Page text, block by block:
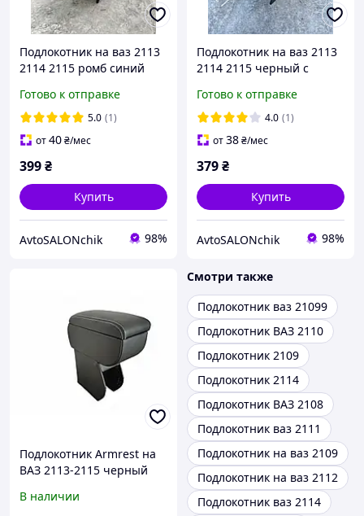
Подлокотник на ваз 2113
2114 2115 ромб синий
Готово к отправке
5.0 (1)
от40₴/мес
399₴
Купить
AvtoSALONchik 98%
Подлокотник на ваз 2113
2114 2115 черный с
Готово к отправке
4.0 (1)
от38₴/мес
379₴
Купить
AvtoSALONchik 98%
Подлокотник Armrest на
ВАЗ 2113-2115 черный
В наличии
Смотри также
Подлокотник ваз 21099
Подлокотник ВАЗ 2110
Подлокотник 2109
Подлокотник 2114
Подлокотник ВАЗ 2108
Подлокотник ваз 2111
Подлокотник на ваз 2109
Подлокотник на ваз 2112
Подлокотник ваз 2114